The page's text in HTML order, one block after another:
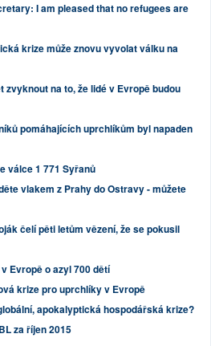
I am pleased that no refugees are
krize může znovu vyvolat válku na
zvyknout na to, že lidé v Evropě budou
pomáhajících uprchlíkům byl napaden
válce 1 771 Syřanů
vlakem z Prahy do Ostravy - můžete
čelí pěti letům vězení, že se pokusil
Evropě o azyl 700 dětí
krize pro uprchlíky v Evropě
apokalyptická hospodářská krize?
za říjen 2015